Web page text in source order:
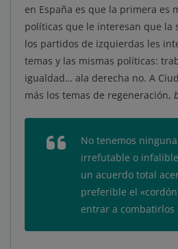
en España es que la primera es
políticas que le interesan que la
los partidos de izquierdas les
temas y las mismas políticas:
igualdad… ala derecha no. A
más los temas de regeneración,
No tenemos
irrefutable o
un acuerdo total
preferible el
entrar a